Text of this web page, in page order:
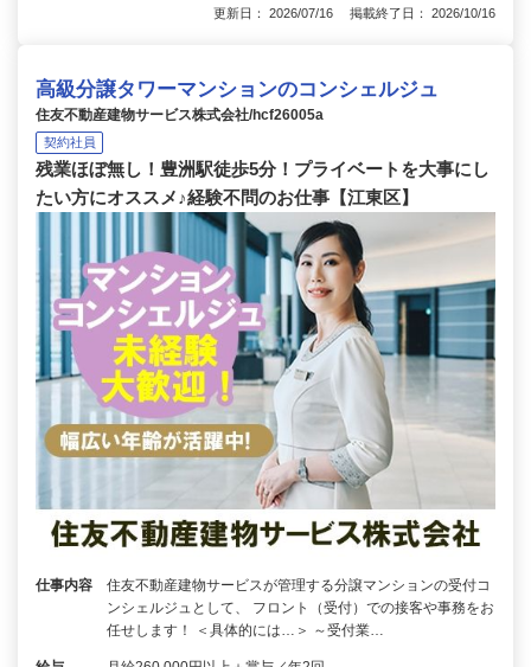
更新日： 2026/07/16 掲載終了日： 2026/10/16
高級分譲タワーマンションのコンシェルジュ
住友不動産建物サービス株式会社/hcf26005a
契約社員
残業ほぼ無し！豊洲駅徒歩5分！プライベートを大事にし
たい方にオススメ♪経験不問のお仕事【江東区】
仕事内容
住友不動産建物サービスが管理する分譲マンションの受付コ
ンシェルジュとして、 フロント（受付）での接客や事務をお
任せします！ ＜具体的には…＞ ～受付業…